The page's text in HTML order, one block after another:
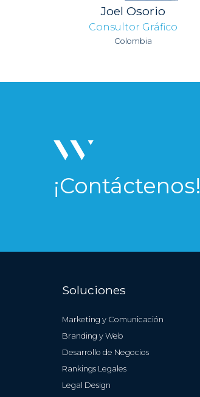
Joel Osorio
Consultor Gráfico
Colombia
¡Contáctenos!
Soluciones
Marketing y Comunicación
Branding y Web
Desarrollo de Negocios
Rankings Legales
Legal Design